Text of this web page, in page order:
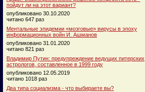
пойдут ли на этот вариант?
опубликовано 30.10.2020
читано 647 раз
Ментальные эпидемии «мозговые» вирусы в эпоху
информационных войн И. Ашманов
опубликовано 31.01.2020
читано 821 раз
Владимир Путин: предупреждение ведущих питерских
астрологов, составленное в 1999 году
опубликовано 12.05.2019
читано 1018 раз
Два типа социализма - что выбираете вы?